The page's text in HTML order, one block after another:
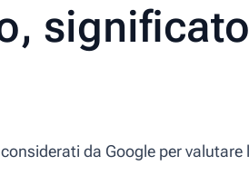
da Google per valutare